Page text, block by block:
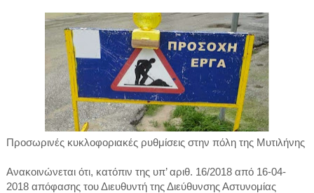
Προσωρινές κυκλοφοριακές ρυθμίσεις στην πόλη της Μυτιλήνης
Ανακοινώνεται ότι, κατόπιν της υπ’ αριθ. 16/2018 από 16-04-
2018 απόφασης του Διευθυντή της Διεύθυνσης Αστυνομίας